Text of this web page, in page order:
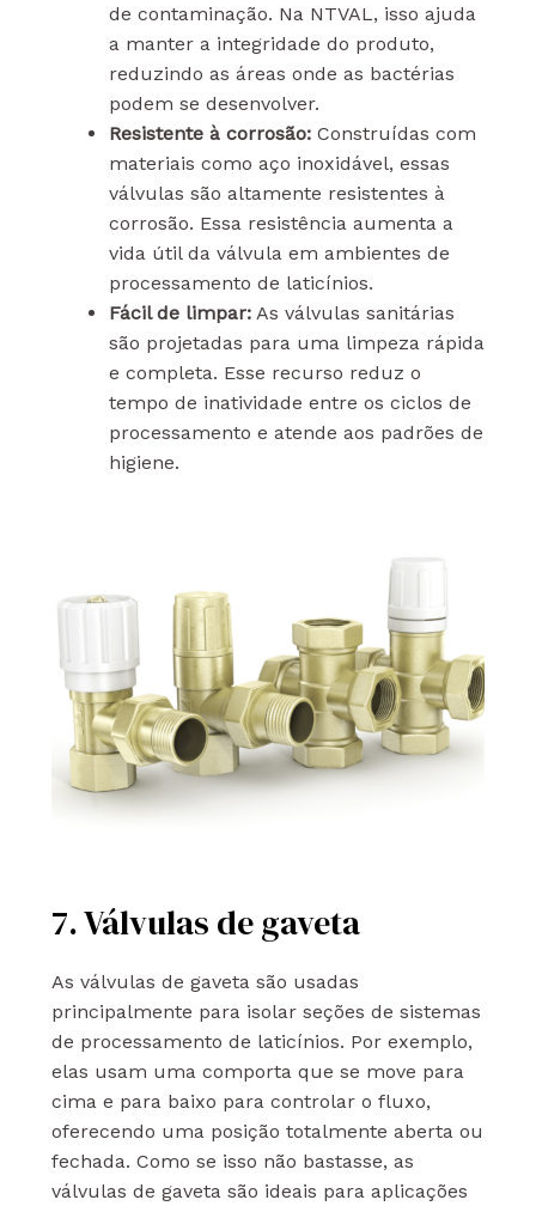
de contaminação. Na NTVAL, isso ajuda
a manter a integridade do produto,
reduzindo as áreas onde as bactérias
podem se desenvolver.
Resistente à corrosão:Construídas com
materiais como aço inoxidável, essas
válvulas são altamente resistentes à
corrosão. Essa resistência aumenta a
vida útil da válvula em ambientes de
processamento de laticínios.
Fácil de limpar:As válvulas sanitárias
são projetadas para uma limpeza rápida
e completa. Esse recurso reduz o
tempo de inatividade entre os ciclos de
processamento e atende aos padrões de
higiene.
7. Válvulas de gaveta
As válvulas de gaveta são usadas
principalmente para isolar seções de sistemas
de processamento de laticínios. Por exemplo,
elas usam uma comporta que se move para
cima e para baixo para controlar o fluxo,
oferecendo uma posição totalmente aberta ou
fechada. Como se isso não bastasse, as
válvulas de gaveta são ideais para aplicações